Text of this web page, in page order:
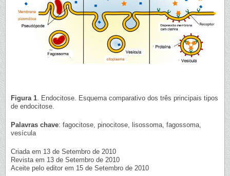
Figura 1 . Endocitose. Esquema comparativo dos três principais tipos
de endocitose.
Palavras chave: fagocitose, pinocitose, lisossoma, fagossoma,
vesícula
Criada em 13 de Setembro de 2010
Revista em 13 de Setembro de 2010
Aceite pelo editor em 15 de Setembro de 2010